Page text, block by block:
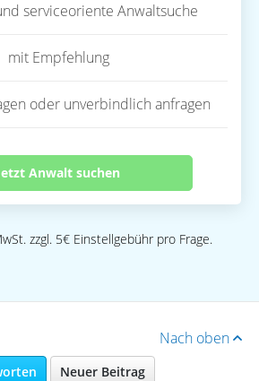
serviceoriente Anwaltsuche
mit Empfehlung
oder unverbindlich anfragen
Anwalt suchen
zzgl. 5€ Einstellgebühr pro Frage.
Nach oben
Neuer Beitrag